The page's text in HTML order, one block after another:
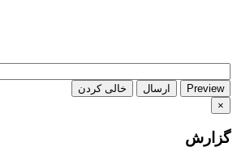
Preview ارسال
خالی کردن
×
گزارش